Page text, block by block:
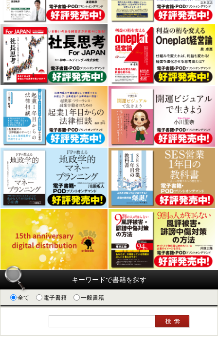
キーワードで書籍を探す
全て 電子書籍 一般書籍